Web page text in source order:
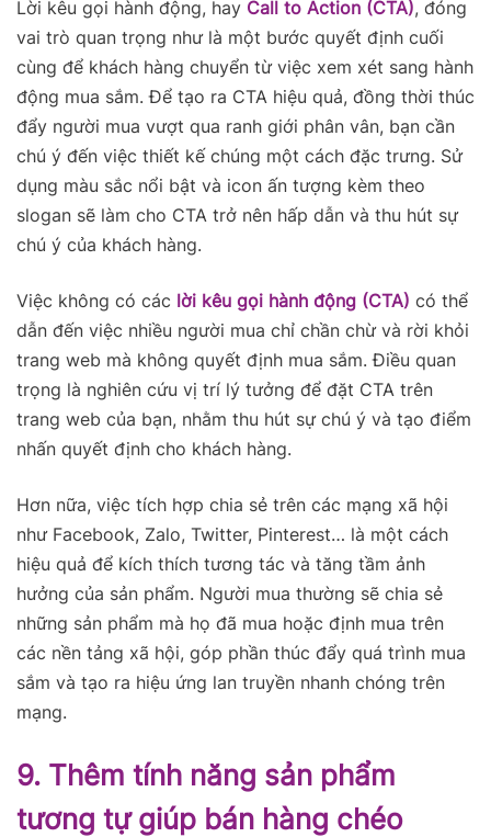
Lời kêu gọi hành động, hay Call to Action (CTA), đóng
vai trò quan trọng như là một bước quyết định cuối
cùng để khách hàng chuyển từ việc xem xét sang hành
động mua sắm. Để tạo ra CTA hiệu quả, đồng thời thúc
đẩy người mua vượt qua ranh giới phân vân, bạn cần
chú ý đến việc thiết kế chúng một cách đặc trưng. Sử
dụng màu sắc nổi bật và icon ấn tượng kèm theo
slogan sẽ làm cho CTA trở nên hấp dẫn và thu hút sự
chú ý của khách hàng.
Việc không có các lời kêu gọi hành động (CTA) có thể
dẫn đến việc nhiều người mua chỉ chần chừ và rời khỏi
trang web mà không quyết định mua sắm. Điều quan
trọng là nghiên cứu vị trí lý tưởng để đặt CTA trên
trang web của bạn, nhằm thu hút sự chú ý và tạo điểm
nhấn quyết định cho khách hàng.
Hơn nữa, việc tích hợp chia sẻ trên các mạng xã hội
như Facebook, Zalo, Twitter, Pinterest… là một cách
hiệu quả để kích thích tương tác và tăng tầm ảnh
hưởng của sản phẩm. Người mua thường sẽ chia sẻ
những sản phẩm mà họ đã mua hoặc định mua trên
các nền tảng xã hội, góp phần thúc đẩy quá trình mua
sắm và tạo ra hiệu ứng lan truyền nhanh chóng trên
mạng.
9. Thêm tính năng sản phẩm
tương tự giúp bán hàng chéo